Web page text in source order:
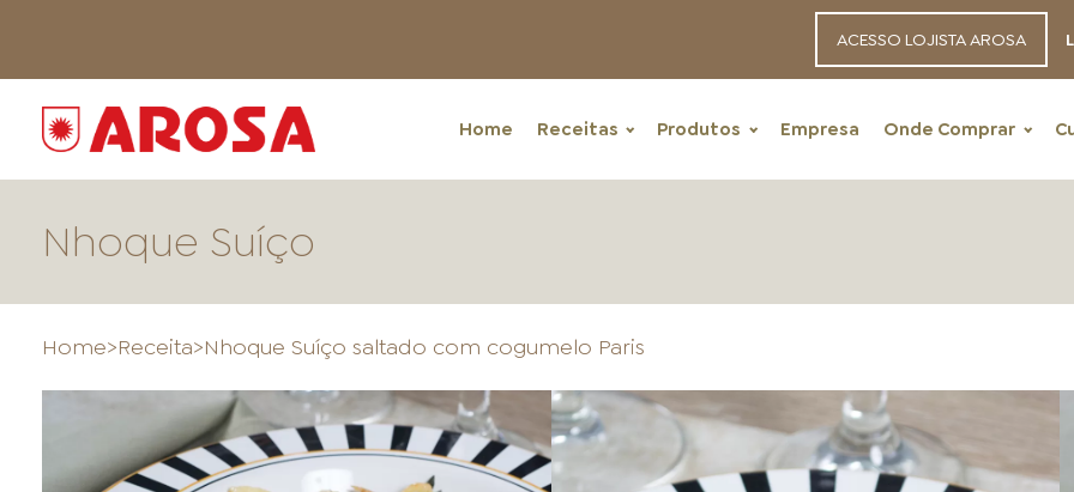
ACESSO LOJISTA AROSA
Home Receitas Produtos Empresa Onde Comprar
HOME
Nhoque Suíço
Home>Receita>Nhoque Suíço saltado com cogumelo Paris